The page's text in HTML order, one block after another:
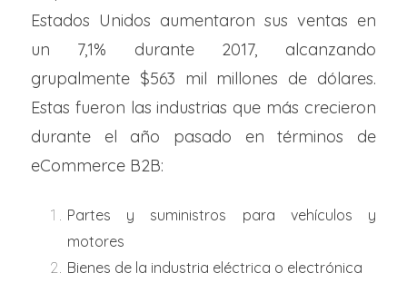
Estados Unidos aumentaron sus ventas en
un 7,1% durante 2017, alcanzando
grupalmente $563 mil millones de dólares.
Estas fueron las industrias que más crecieron
durante el año pasado en términos de
eCommerce B2B:
Partes y suministros para vehículos y
motores
Bienes de la industria eléctrica o electrónica